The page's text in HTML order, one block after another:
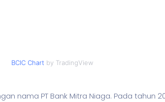
BCIC Chart by TradingView
nama PT Bank Mitra Niaga. Pada